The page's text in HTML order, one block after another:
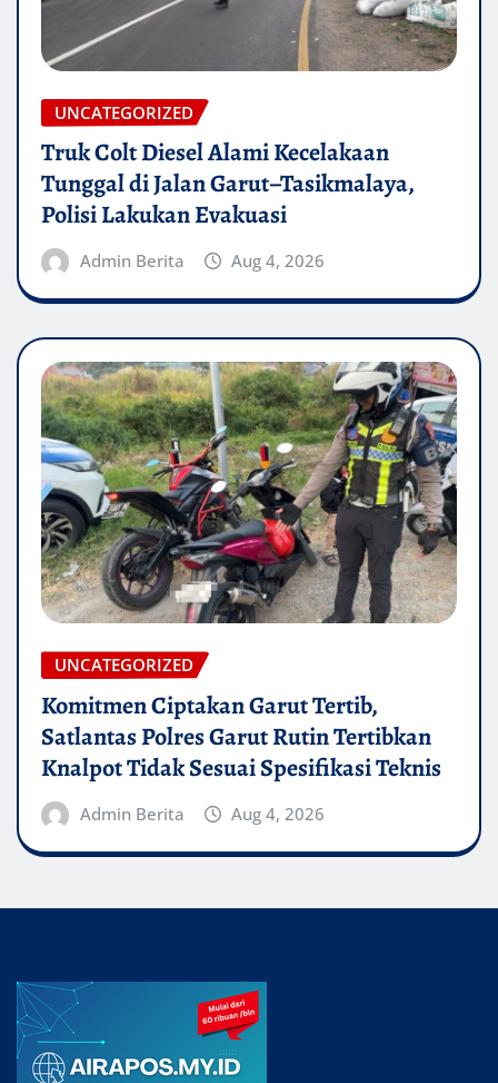
UNCATEGORIZED
Truk Colt Diesel Alami Kecelakaan
Tunggal di Jalan Garut–Tasikmalaya,
Polisi Lakukan Evakuasi
Admin Berita Aug 4, 2026
UNCATEGORIZED
Komitmen Ciptakan Garut Tertib,
Satlantas Polres Garut Rutin Tertibkan
Knalpot Tidak Sesuai Spesifikasi Teknis
Admin Berita Aug 4, 2026